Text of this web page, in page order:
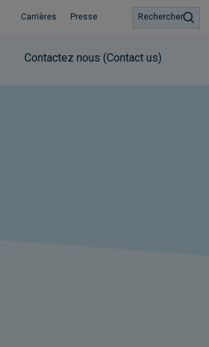
Carrières Presse
Contactez nous (Contact us)
Rechercher